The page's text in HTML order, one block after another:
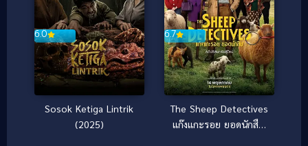
6.0
Sosok Ketiga Lintrik
(2025)
6.7
The Sheep Detectives
แก๊งแกะรอย ยอดนักสืบ